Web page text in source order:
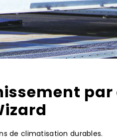
de climatisation durables.